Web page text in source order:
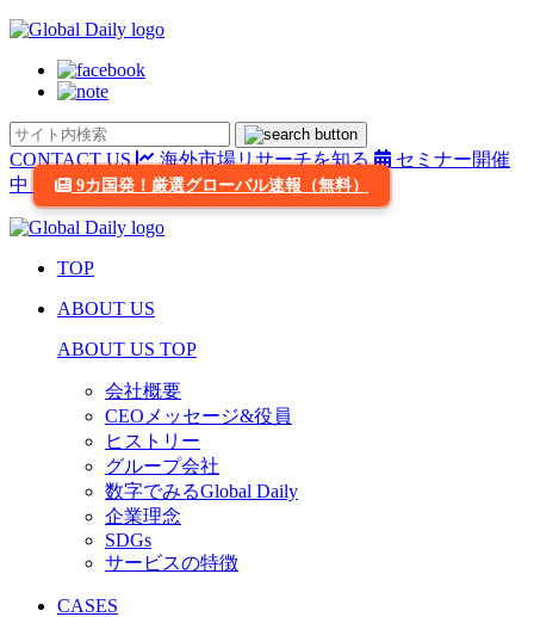
CONTACT US 海外市場リサーチを知る
セミナー開催
中
9カ国発！厳選グローバル速報（無料）
TOP
ABOUT US
ABOUT US TOP
会社概要
CEOメッセージ&役員
ヒストリー
グループ会社
数字でみるGlobal Daily
企業理念
SDGs
サービスの特徴
CASES